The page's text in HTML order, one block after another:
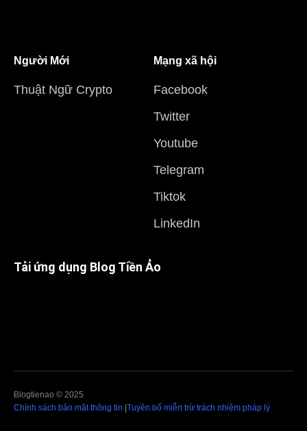
Người Mới
Thuật Ngữ Crypto
Mạng xã hội
Facebook
Twitter
Youtube
Telegram
Tiktok
LinkedIn
Tải ứng dụng Blog Tiền Ảo
Blogtienao © 2025
Chính sách bảo mật thông tin |Tuyên bố miễn trừ trách nhiệm pháp lý